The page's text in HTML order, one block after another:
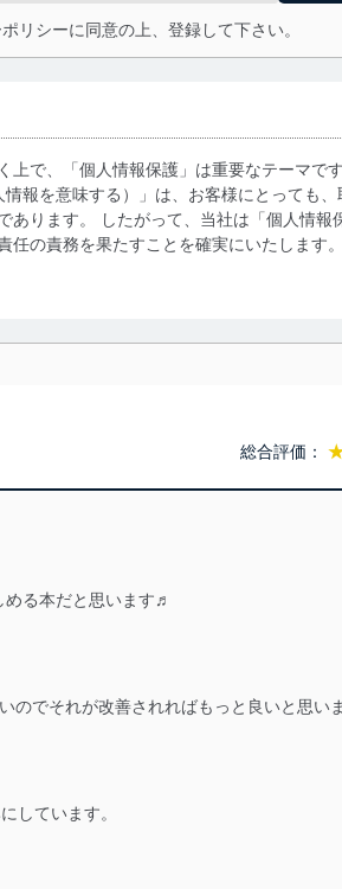
リシーに同意の上、登録して下さい。
上で、「個人情報保護」は重要なテーマで
報を意味する）」は、お客様にとっても
ります。 したがって、当社は「個人情報
の責務を果たすことを確実にいたします。
用目的を明確にし、本人の同意を得たうえ
器を取り扱う従業者を明確化し、 個人デー
ザーアカウント制御）により、個人情報デ
総合評価：
める本だと思います♬
でそれが改善されればもっと良いと思いま
しています。